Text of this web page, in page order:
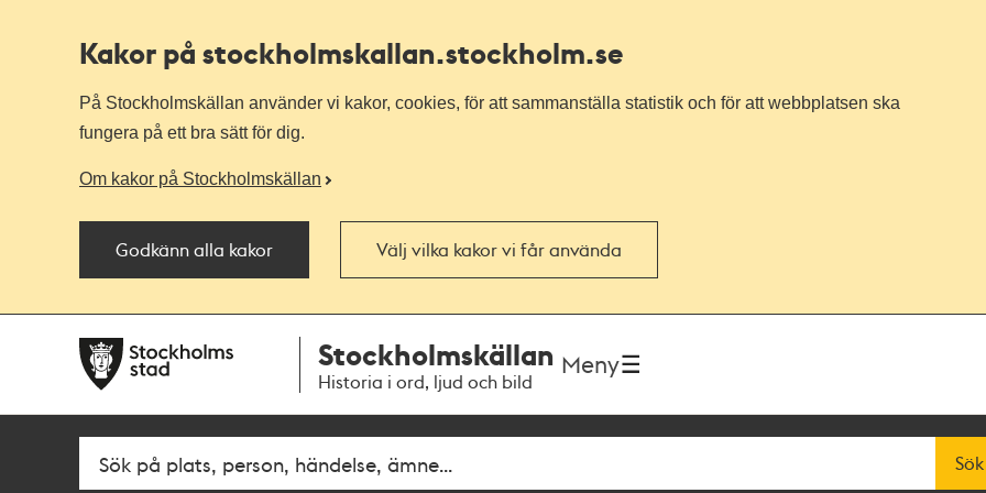
Kakor på stockholmskallan.stockholm.se
På Stockholmskällan använder vi kakor, cookies, för att sammanställa statistik och för att webbplatsen ska
fungera på ett bra sätt för dig.
Om kakor på Stockholmskällan
Godkänn alla kakor Välj vilka kakor vi får använda
navigationen
huvudinnehållet
Stockholmskällan
Historia i ord, ljud och bild
Meny
Fritextsök Sök